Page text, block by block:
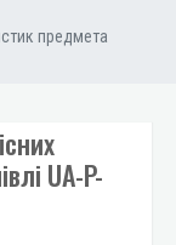
предмета
UA-P-